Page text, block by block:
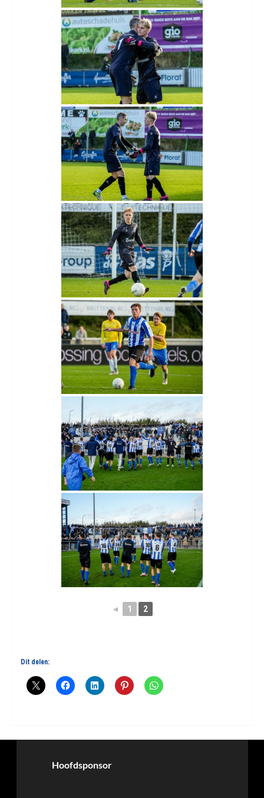
◄ 1 2
Dit delen:
Hoofdsponsor